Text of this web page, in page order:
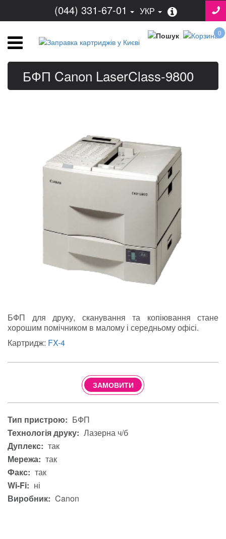
(044) 331-67-01 УКР
0
БФП Canon LaserClass-9800
БФП для друку, сканування та копіювання стане
хорошим помічником в малому і середньому офісі.
Картридж: FX-4
ЗАМОВИТИ
Тип пристрою: БФП
Технологія друку: Лазерна ч/б
Дуплекс: так
Мережа: так
Факс: так
Wi-Fi: ні
Виробник: Canon